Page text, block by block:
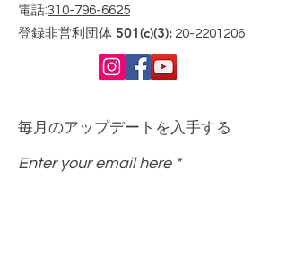
電話:310-796-6625
登録非営利団体 501(c)(3): 20-2201206
毎月のアップデートを入手する
Enter your email here